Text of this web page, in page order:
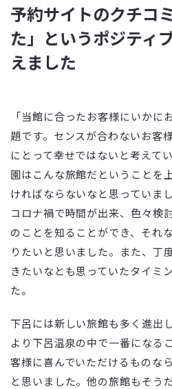
予約サイトのクチコ
た」というポジティ
えました
「当館に合ったお客様にいかに
題です。センスが合わないお客
にとって幸せではないと考えて
園はこんな旅館だということを
ければならないなと思っていまし
コロナ禍で時間が出来、色々検
のことを知ることができ、それ
りたいと思いました。また、丁
きたいなとも思っていたタイミ
た。
下呂には新しい旅館も多く進出
より下呂温泉の中で一番になる
客様に喜んでいただけるものな
と思いました。他の旅館もそう